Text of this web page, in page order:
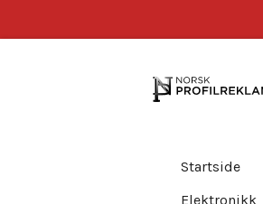
Startside
Elektronikk